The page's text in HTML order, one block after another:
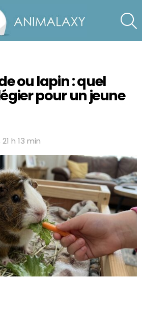
ou lapin : quel
pour un jeune
h 13 min